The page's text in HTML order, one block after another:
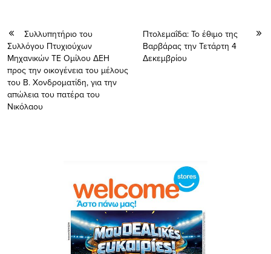
Συλλυπητήριο του
Συλλόγου Πτυχιούχων
Μηχανικών ΤΕ Ομίλου ΔΕΗ
προς την οικογένεια του μέλους
του Β. Χονδροματίδη, για την
απώλεια του πατέρα του
Νικόλαου
Πτολεμαΐδα: Το έθιμο της
Βαρβάρας την Τετάρτη 4
Δεκεμβρίου